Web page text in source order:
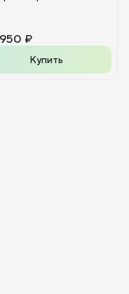
₽
Купить